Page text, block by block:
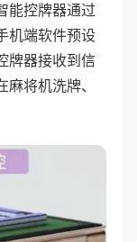
能控牌器通过
机端软件预设
牌器接收到信
将机洗牌、